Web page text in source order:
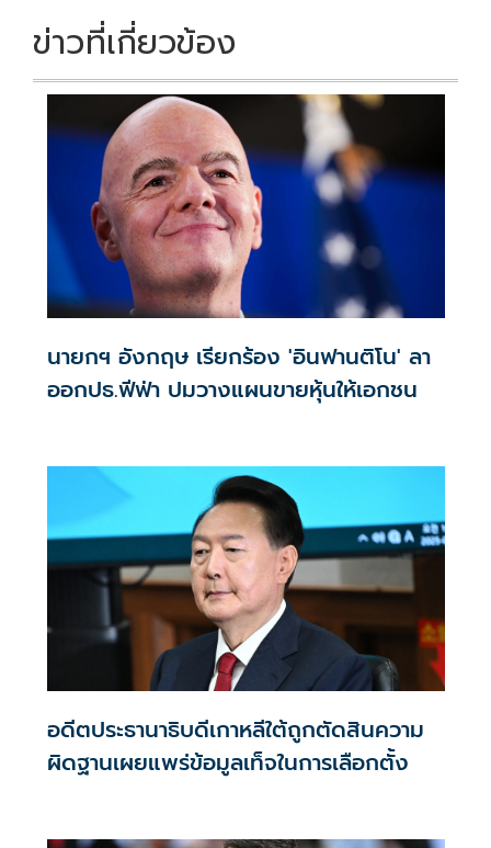
ข่าวที่เกี่ยวข้อง
นายกฯ อังกฤษ เรียกร้อง 'อินฟานติโน' ลา
ออกปธ.ฟีฟ่า ปมวางแผนขายหุ้นให้เอกชน
อดีตประธานาธิบดีเกาหลีใต้ถูกตัดสินความ
ผิดฐานเผยแพร่ข้อมูลเท็จในการเลือกตั้ง